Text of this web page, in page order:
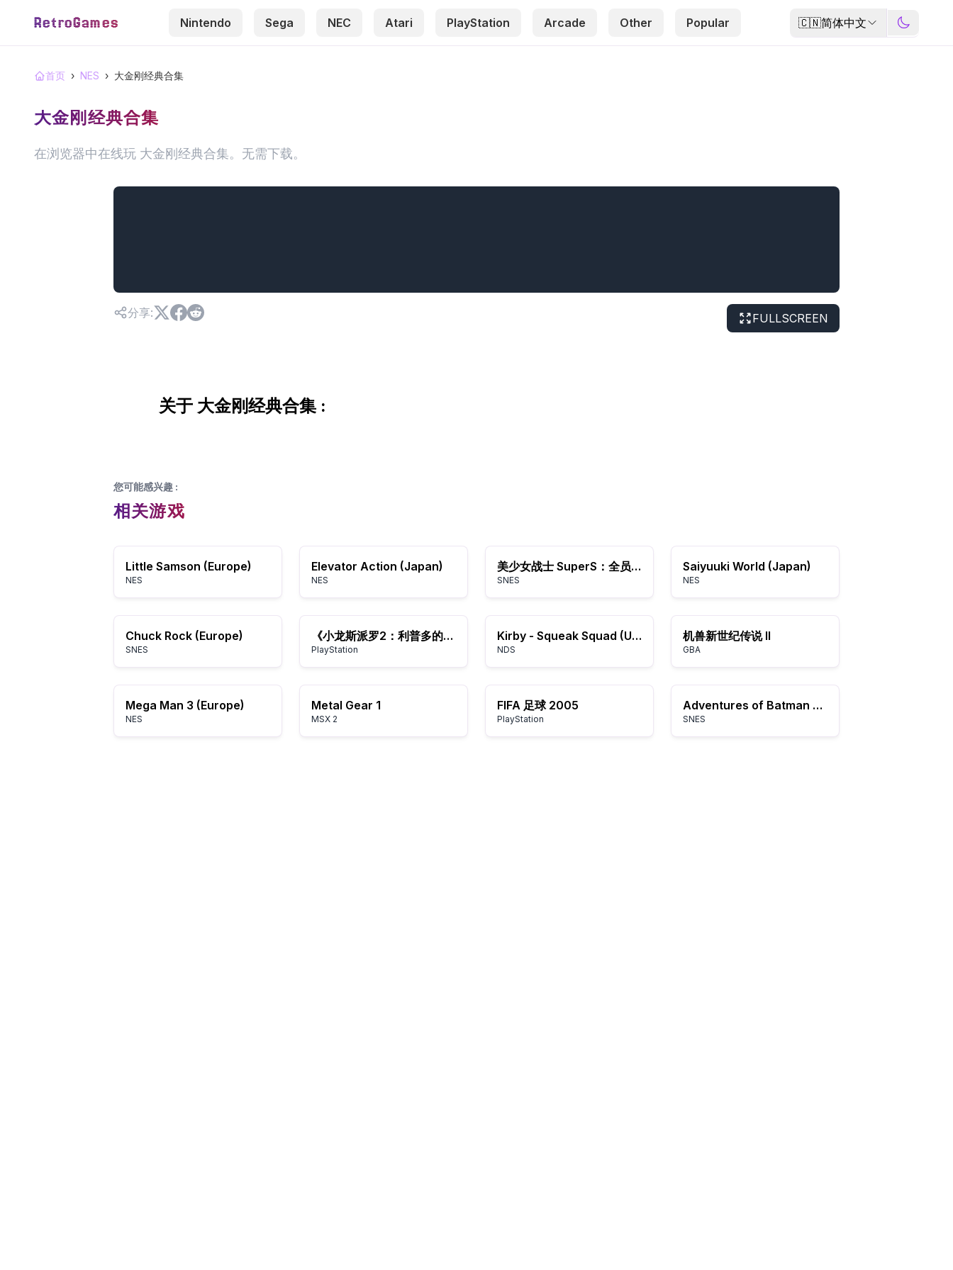
RetroGames Nintendo Sega NEC Atari PlayStation Arcade Other Popular 🇨🇳简体中文
首页 › NES › 大金刚经典合集
大金刚经典合集
在浏览器中在线玩 大金刚经典合集。无需下载。
分享: FULLSCREEN
关于 大金刚经典合集 :
您可能感兴趣 :
相关游戏
Little Samson (Europe)
NES
Elevator Action (Japan)
NES
美少女战士 SuperS：全员参加！！主角争夺战
SNES
Saiyuuki World (Japan)
NES
Chuck Rock (Europe)
SNES
《小龙斯派罗2：利普多的愤怒》
PlayStation
Kirby - Squeak Squad (USA)
NDS
机兽新世纪传说 II
GBA
Mega Man 3 (Europe)
NES
Metal Gear 1
MSX 2
FIFA 足球 2005
PlayStation
Adventures of Batman & Robin, The (Europe)
SNES